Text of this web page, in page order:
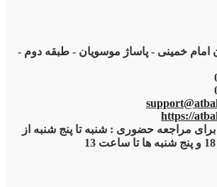
امام خمینی - پاساژ موسویان - طبقه دوم -
https://
مراجعه حضوری : شنبه تا پنج شنبه از